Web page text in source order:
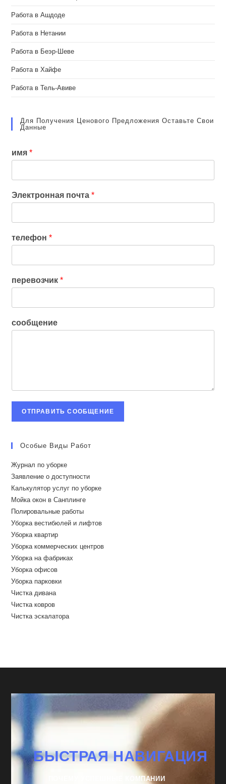
Работа в Ашдоде
Работа в Нетании
Работа в Беэр-Шеве
Работа в Хайфе
Работа в Тель-Авиве
Для Получения Ценового Предложения Оставьте Свои
Данные
имя*
Электронная почта*
телефон*
перевозчик*
сообщение
ОТПРАВИТЬ СООБЩЕНИЕ
Особые Виды Работ
Журнал по уборке
Заявление о доступности
Калькулятор услуг по уборке
Мойка окон в Санплинге
Полировальные работы
Уборка вестибюлей и лифтов
Уборка квартир
Уборка коммерческих центров
Уборка на фабриках
Уборка офисов
Уборка парковки
Чистка дивана
Чистка ковров
Чистка эскалатора
БЫСТРАЯ НАВИГАЦИЯ
ПОЧЕМУ УСПЕШНЫЕ КОМПАНИИ